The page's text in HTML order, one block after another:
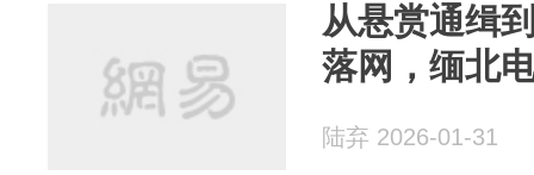
从悬赏通缉
落网，缅北
陆弃 2026-01-31